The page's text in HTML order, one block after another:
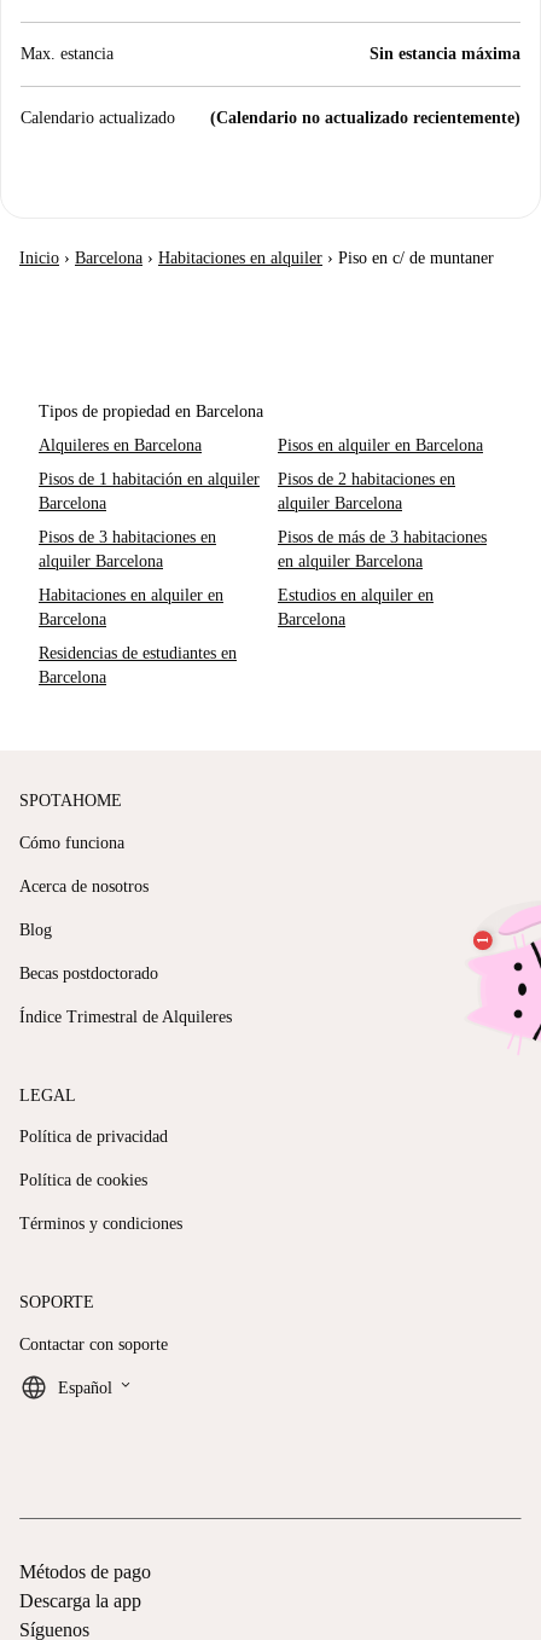
Max. estancia Sin estancia máxima
Calendario actualizado (Calendario no actualizado recientemente)
Inicio › Barcelona › Habitaciones en alquiler › Piso en c/ de muntaner
Tipos de propiedad en Barcelona
Alquileres en Barcelona
Pisos en alquiler en Barcelona
Pisos de 1 habitación en alquiler
Barcelona
Pisos de 2 habitaciones en
alquiler Barcelona
Pisos de 3 habitaciones en
alquiler Barcelona
Pisos de más de 3 habitaciones
en alquiler Barcelona
Habitaciones en alquiler en
Barcelona
Estudios en alquiler en
Barcelona
Residencias de estudiantes en
Barcelona
SPOTAHOME
Cómo funciona
Acerca de nosotros
Blog
Becas postdoctorado
Índice Trimestral de Alquileres
LEGAL
Política de privacidad
Política de cookies
Términos y condiciones
SOPORTE
Contactar con soporte
Español keyboard_arrow_down
Métodos de pago
Descarga la app
Síguenos